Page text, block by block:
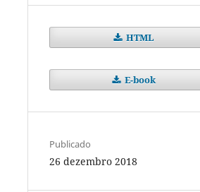
HTML
E-book
Publicado
26 dezembro 2018